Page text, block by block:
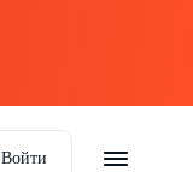
Войти